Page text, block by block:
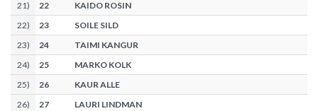
21) 22
KAIDO ROSIN
22) 23
SOILE SILD
23) 24
TAIMI KANGUR
24) 25
MARKO KOLK
25) 26
KAUR ALLE
26) 27
LAURI LINDMAN